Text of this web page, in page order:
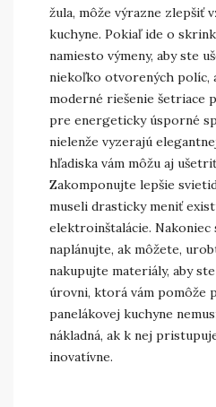
žula, môže výrazne zlepšiť
kuchyne. Pokiaľ ide o
namiesto výmeny, aby ste
niekoľko otvorených políc,
moderné riešenie šetriace
pre energeticky úsporné
nielenže vyzerajú
hľadiska vám môžu aj
Zakomponujte lepšie
museli drasticky meniť
elektroinštalácie. Nakoniec
naplánujte, ak môžete,
nakupujte materiály, aby
úrovni, ktorá vám pomôže
panelákovej kuchyne
nákladná, ak k nej
inovatívne.